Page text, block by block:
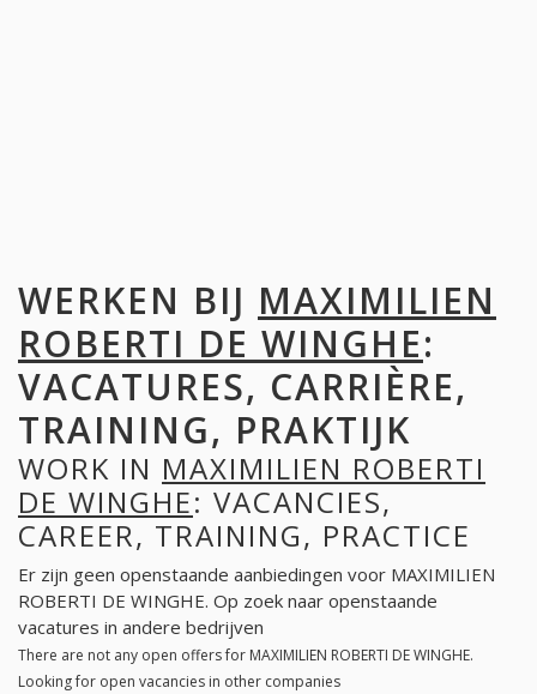
WERKEN BIJ MAXIMILIEN
ROBERTI DE WINGHE:
VACATURES, CARRIÈRE,
TRAINING, PRAKTIJK
WORK IN MAXIMILIEN ROBERTI
DE WINGHE: VACANCIES,
CAREER, TRAINING, PRACTICE
Er zijn geen openstaande aanbiedingen voor MAXIMILIEN
ROBERTI DE WINGHE. Op zoek naar openstaande
vacatures in andere bedrijven
There are not any open offers for MAXIMILIEN ROBERTI DE WINGHE.
Looking for open vacancies in other companies